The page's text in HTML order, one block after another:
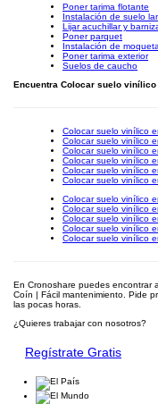
Poner tarima flotante
Instalación de suelo
Lijar acuchillar y
Poner parquet
Instalación de moqueta
Poner tarima exterior
Suelos de caucho
Encuentra Colocar suelo
Colocar suelo vinílico
Colocar suelo vinílico
Colocar suelo vinílico
Colocar suelo vinílico
Colocar suelo vinílico
Colocar suelo vinílico
Colocar suelo vinílico
Colocar suelo vinílico
Colocar suelo vinílico
Colocar suelo vinílico
Colocar suelo vinílico
En Cronoshare puedes encontrar
Coín | Fácil mantenimiento. Pide
las pocas horas.
¿Quieres trabajar con nosotros?
Regístrate Gratis